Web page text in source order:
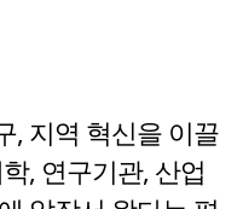
, 지역 혁신을 이끌
, 연구기관, 산업